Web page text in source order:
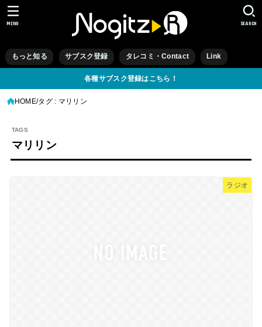
もっと知る サブスク登録 タレコミ・Contact Link
SEARCH
MENU
各種サブスク登録はこちら！
HOME タグ : マリリン
マリリン
ラジオ